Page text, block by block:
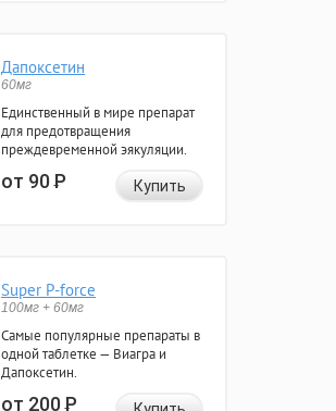
Дапоксетин
60мг
Единственный в мире препарат
для предотвращения
преждевременной эякуляции.
от 90Р Купить
Super P-force
100мг + 60мг
Самые популярные препараты в
одной таблетке — Виагра и
Дапоксетин.
от 200Р